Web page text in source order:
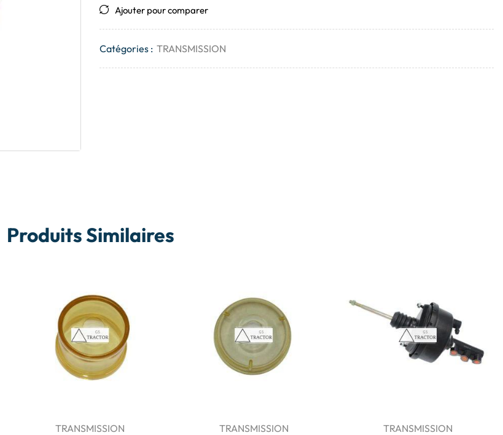
Ajouter pour comparer
Catégories : TRANSMISSION
Produits Similaires
TRANSMISSION
TRANSMISSION
TRANSMISSION